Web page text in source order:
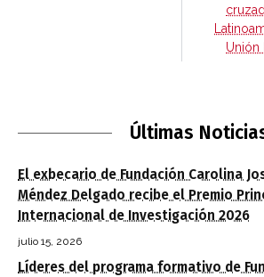
Unión
Últimas
El exbecario de Fundación Carolina
Méndez Delgado recibe el Premio
Internacional de Investigación 2026
julio 15, 2026
Líderes del programa formativo de